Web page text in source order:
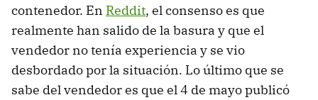
contenedor. En Reddit, el consenso es que
realmente han salido de la basura y que el
vendedor no tenía experiencia y se vio
desbordado por la situación. Lo último que se
sabe del vendedor es que el 4 de mayo publicó